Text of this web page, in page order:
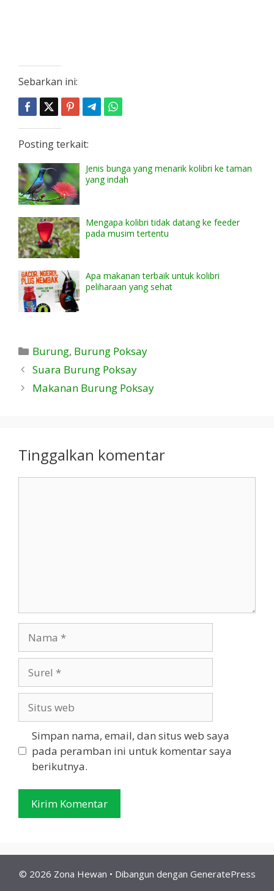
Sebarkan ini:
Posting terkait:
Jenis bunga yang menarik kolibri ke taman
yang indah
Mengapa kolibri tidak datang ke feeder
pada musim tertentu
Apa makanan terbaik untuk kolibri
peliharaan yang sehat
Kategori
Burung, Burung Poksay
Suara Burung Poksay
Makanan Burung Poksay
Tinggalkan komentar
web
Simpan nama, email, dan situs web saya
pada peramban ini untuk komentar saya
berikutnya.
© 2026 Zona Hewan • Dibangun dengan GeneratePress